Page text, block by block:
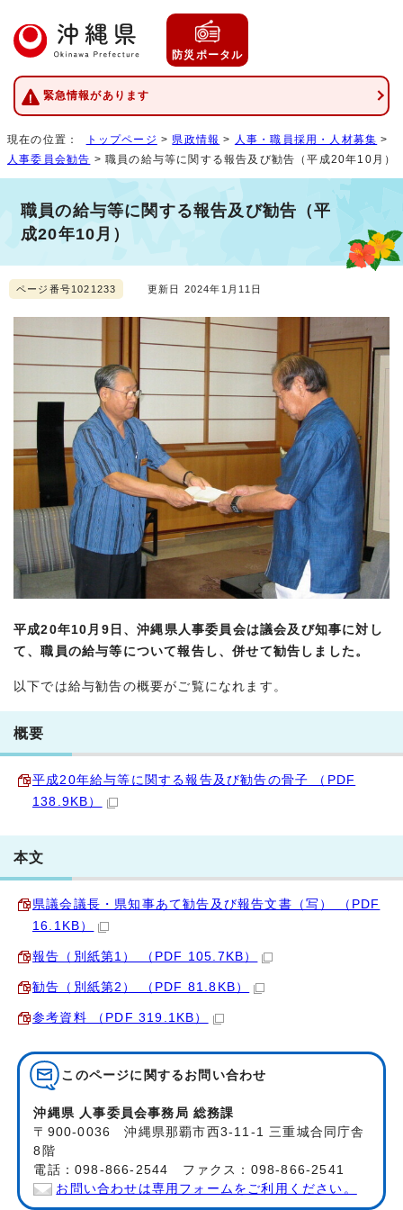
防災ポータル
緊急情報があります
現在の位置： トップページ > 県政情報 > 人事・職員採用・人材募集 >
人事委員会勧告 > 職員の給与等に関する報告及び勧告（平成20年10月）
職員の給与等に関する報告及び勧告（平
成20年10月）
ページ番号1021233 更新日 2024年1月11日
平成20年10月9日、沖縄県人事委員会は議会及び知事に対し
て、職員の給与等について報告し、併せて勧告しました。
以下では給与勧告の概要がご覧になれます。
概要
平成20年給与等に関する報告及び勧告の骨子 （PDF
138.9KB）
本文
県議会議長・県知事あて勧告及び報告文書（写） （PDF
16.1KB）
報告（別紙第1） （PDF 105.7KB）
勧告（別紙第2） （PDF 81.8KB）
参考資料 （PDF 319.1KB）
このページに関する お問い合わせ
沖縄県 人事委員会事務局 総務課
〒900-0036 沖縄県那覇市西3-11-1 三重城合同庁舎
8階
電話：098-866-2544 ファクス：098-866-2541
お問い合わせは専用フォームをご利用ください。